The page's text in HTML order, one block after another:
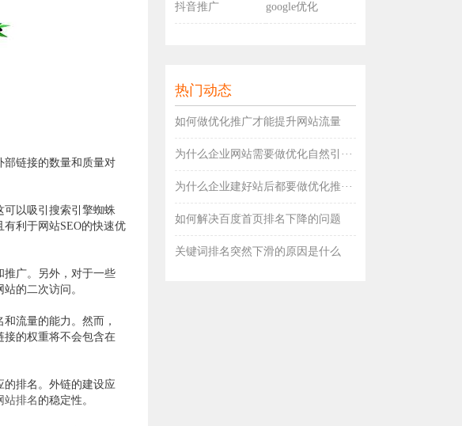
部链接的数量和质量对
可以吸引搜索引擎蜘蛛
利于网站SEO的快速优
推广。另外，对于一些
的二次访问。
流量的能力。然而，
接的权重将不会包含在
的排名。外链的建设应
站排名 的稳定性。
抖音推广 google优化
热门动态
如何做优化推广才能提升网站流量
为什么企业网站需要做优化自然引···
为什么企业建好站后都要做优化推···
如何解决百度首页排名下降的问题
关键词排名突然下滑的原因是什么